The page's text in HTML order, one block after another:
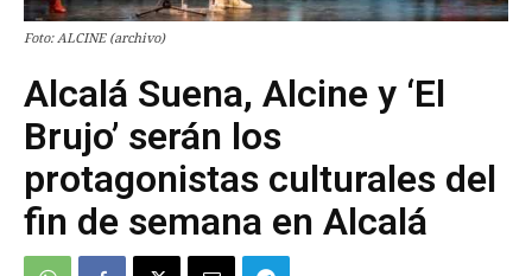
Foto: ALCINE (archivo)
Alcalá Suena, Alcine y ‘El
Brujo’ serán los
protagonistas culturales del
fin de semana en Alcalá